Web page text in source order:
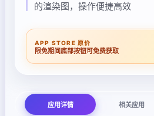
的渲染图，操作便捷高效
APP STORE 原价
限免期间底部按钮可免费获取
应用详情 相关应用